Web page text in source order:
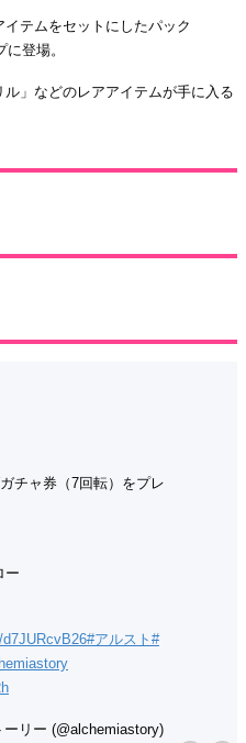
テムをセットにしたパック
登場。
」などのレアアイテムが手に入る
チャ券（7回転）をプレ
ー
#アルスト #
リー (@alchemiastory)